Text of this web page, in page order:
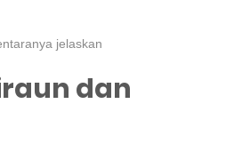
jelaskan
dan